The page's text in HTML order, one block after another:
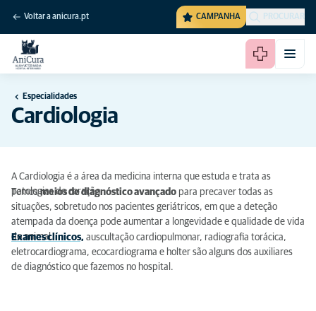
Voltar a anicura.pt CAMPANHA PROCURAR
Especialidades
Cardiologia
A Cardiologia é a área da medicina interna que estuda e trata as
patologias do coração.
Temosmeios de diagnóstico avançado para precaver todas as
situações, sobretudo nos pacientes geriátricos, em que a deteção
atempada da doença pode aumentar a longevidade e qualidade de vida
do animal.
Exames clínicos, auscultação cardiopulmonar, radiografia torácica,
eletrocardiograma, ecocardiograma e holter são alguns dos auxiliares
de diagnóstico que fazemos no hospital.